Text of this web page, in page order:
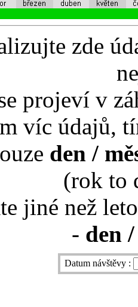
zde
projeví v
víc údajů,
den /
(rok to
jiné než
- den
Datum návštěvy :